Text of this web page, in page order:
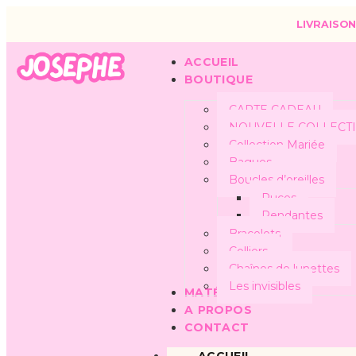
ACCUEIL
BOUTIQUE
CARTE CADEAU
NOUVELLE
Collection Mariée
Bagues
Boucles d’oreilles
Puces
Pendantes
Bracelets
Colliers
Chaînes de lunettes
Les invisibles
MATÉRIAUX
A PROPOS
CONTACT